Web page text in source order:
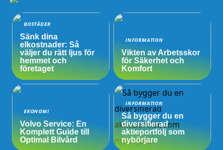
BOSTÄDER
Sänk dina
elkostnader: Så
väljer du rätt ljus för
hemmet och
företaget
INFORMATION
Vikten av Arbetsskor
för Säkerhet och
Komfort
EKONOMI
Volvo Service: En
Komplett Guide till
Optimal Bilvård
INFORMATION
Så bygger du en
diversifierad
aktieportfölj som
nybörjare